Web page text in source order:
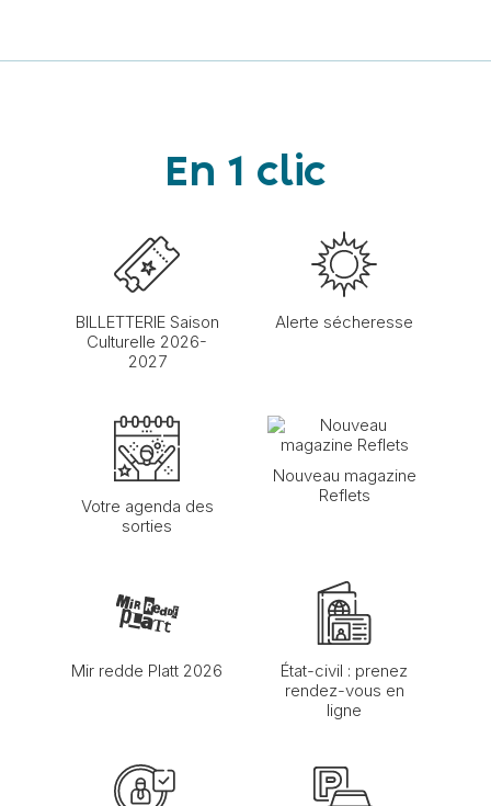
En 1 clic
BILLETTERIE Saison
Culturelle 2026-
2027
Alerte sécheresse
Votre agenda des
sorties
Nouveau magazine
Reflets
Mir redde Platt 2026
État-civil : prenez
rendez-vous en
ligne